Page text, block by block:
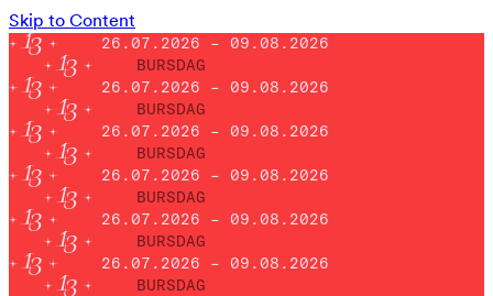
Skip to Content
26.07.2026 – 09.08.2026
BURSDAG
26.07.2026 – 09.08.2026
BURSDAG
26.07.2026 – 09.08.2026
BURSDAG
26.07.2026 – 09.08.2026
BURSDAG
26.07.2026 – 09.08.2026
BURSDAG
26.07.2026 – 09.08.2026
BURSDAG